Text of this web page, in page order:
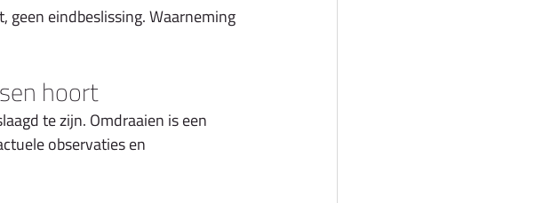
geen eindbeslissing. Waarneming
hoort
te zijn. Omdraaien is een
observaties en